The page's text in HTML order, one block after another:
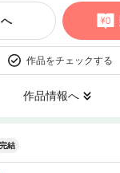
作品をチェックする
作品情報へ
完結